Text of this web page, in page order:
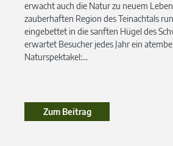
erwacht auch die Natur zu neuem
zauberhaften Region des Teinachtals
eingebettet in die sanften Hügel des
erwartet Besucher jedes Jahr ein
Naturspektakel:...
Zum Beitrag